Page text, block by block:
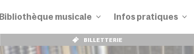
Bibliothèque musicale Infos pratiques
BILLETTERIE